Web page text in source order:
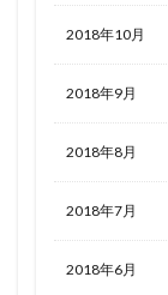
2018年10月
2018年9月
2018年8月
2018年7月
2018年6月